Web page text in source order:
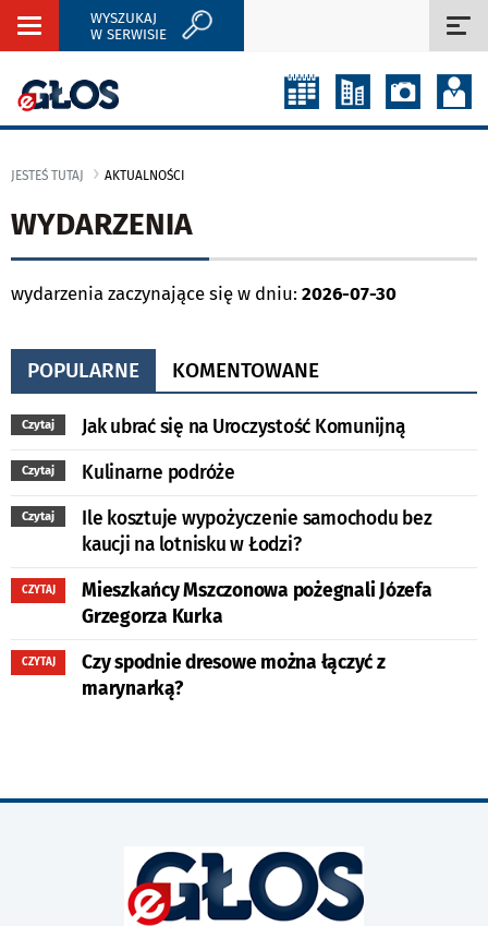
Rozwiń
WYSZUKAJ
W SERWISIE
JESTEŚ TUTAJ AKTUALNOŚCI
WYDARZENIA
wydarzenia zaczynające się w dniu: 2026-07-30
POPULARNE KOMENTOWANE
Czytaj Jak ubrać się na Uroczystość Komunijną
Czytaj Kulinarne podróże
Czytaj
Ile kosztuje wypożyczenie samochodu bez
kaucji na lotnisku w Łodzi?
CZYTAJ
Mieszkańcy Mszczonowa pożegnali Józefa
Grzegorza Kurka
CZYTAJ
Czy spodnie dresowe można łączyć z
marynarką?